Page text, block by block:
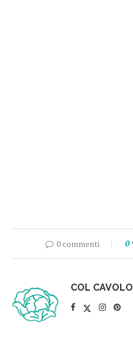
0 commenti 0
COL CAVOLO